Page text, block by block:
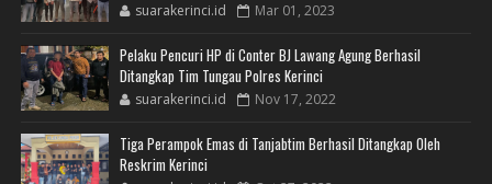
suarakerinci.id Mar 01, 2023
Pelaku Pencuri HP di Conter BJ Lawang Agung Berhasil
Ditangkap Tim Tungau Polres Kerinci
suarakerinci.id Nov 17, 2022
Tiga Perampok Emas di Tanjabtim Berhasil Ditangkap Oleh
Reskrim Kerinci